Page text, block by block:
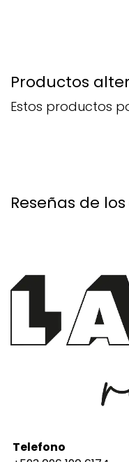
Productos
Estos productos
Reseñas de
Telefono